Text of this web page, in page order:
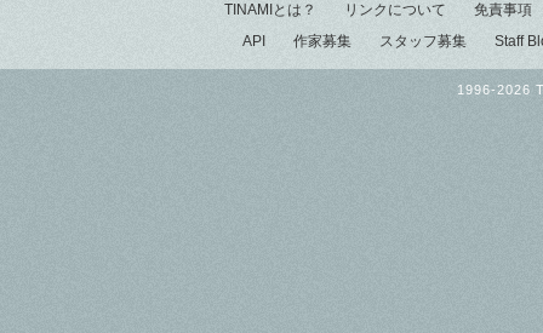
TINAMIとは？ リンクについて
免責事項
API
作家募集 スタッフ募集 Staff
1996-2026